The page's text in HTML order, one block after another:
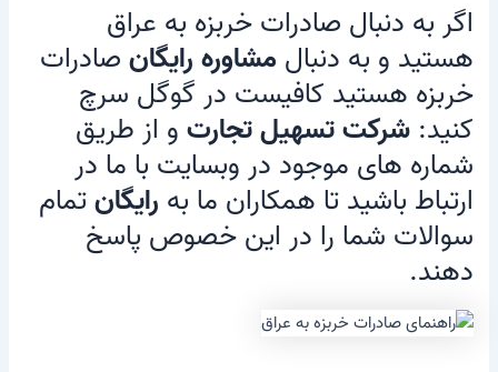
اگر به دنبال صادرات خربزه به عراق
هستید و به دنبال مشاوره رایگان صادرات
خربزه هستید کافیست در گوگل سرچ
کنید:‌شرکت تسهیل تجارت و از طریق
شماره های موجود در وبسایت با ما در
ارتباط باشید تا همکاران ما به رایگانتمام
سوالات شما را در این خصوص پاسخ
دهند.